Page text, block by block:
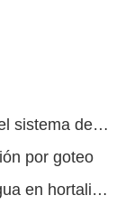
de riego por goteo
por goteo
de invernadero